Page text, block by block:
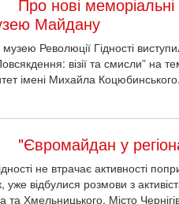
музею Революції Гідності
візії та смисли” на
імені Михайла
уже відбулися розмови з
Хмельницького. Місто
Росією, тож вплив країни-